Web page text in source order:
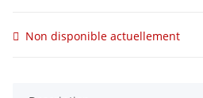
Non disponible actuellement